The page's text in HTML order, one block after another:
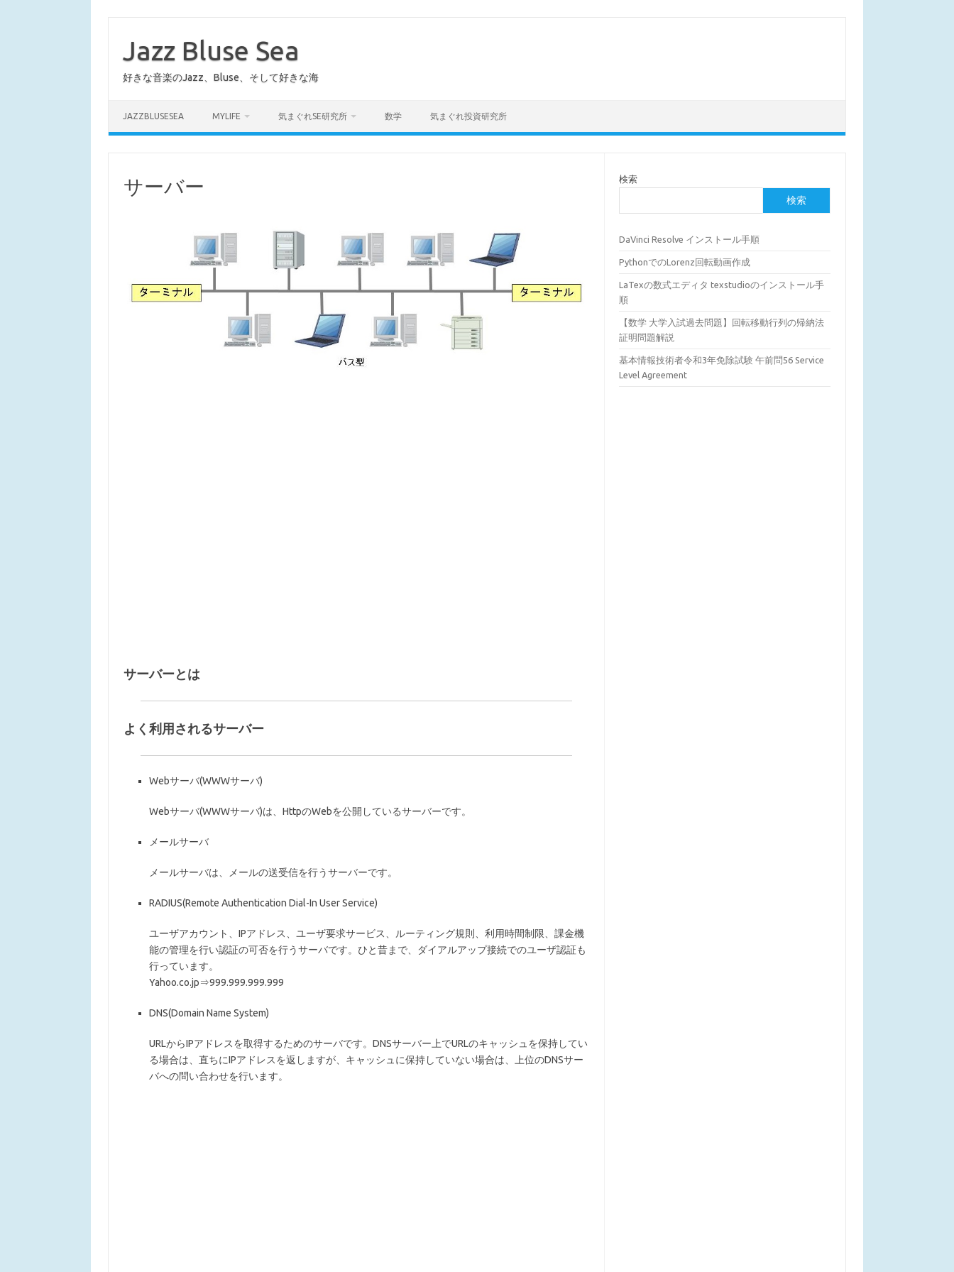
Jazz Bluse Sea
好きな音楽のJazz、Bluse、そして好きな海
JAZZBLUSESEA MYLIFE 気まぐれSE研究所 数学 気まぐれ投資研究所
サーバー
サーバーとは
よく利用されるサーバー
Webサーバ(WWWサーバ)
Webサーバ(WWWサーバ)は、HttpのWebを公開しているサーバーです。
メールサーバ
メールサーバは、メールの送受信を行うサーバーです。
RADIUS(Remote Authentication Dial-In User Service)
ユーザアカウント、IPアドレス、ユーザ要求サービス、ルーティング規則、利用時間制限、課金機
能の管理を行い認証の可否を行うサーバです。ひと昔まで、ダイアルアップ接続でのユーザ認証も
行っています。
Yahoo.co.jp⇒999.999.999.999
DNS(Domain Name System)
URLからIPアドレスを取得するためのサーバです。DNSサーバー上でURLのキャッシュを保持してい
る場合は、直ちにIPアドレスを返しますが、キャッシュに保持していない場合は、上位のDNSサー
バへの問い合わせを行います。
検索
検索
DaVinci Resolve インストール手順
PythonでのLorenz回転動画作成
LaTexの数式エディタ texstudioのインストール手
順
【数学 大学入試過去問題】回転移動行列の帰納法
証明問題解説
基本情報技術者令和3年免除試験 午前問56 Service
Level Agreement